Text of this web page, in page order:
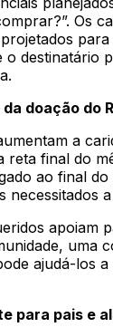
Os
o destinatário
doação do
a
reta final do
ao final
necessitados
apoiam
uma
ajudá-los a
para pais e